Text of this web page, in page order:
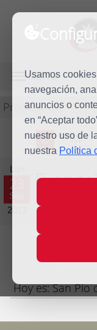
Usamos
navegación,
anuncios o
en “Aceptar
nuestro uso de
nuestra Política
MENÚ
Predicación
L M
Lun
23
Sep
2013 Vigésimo
Hoy es: San